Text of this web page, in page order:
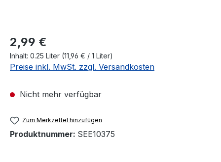
Regulärer Preis:
2,99 €
Inhalt: 0.25 Liter (11,96 € / 1 Liter)
Preise inkl. MwSt. zzgl. Versandkosten
Nicht mehr verfügbar
Zum Merkzettel hinzufügen
Produktnummer: SEE10375